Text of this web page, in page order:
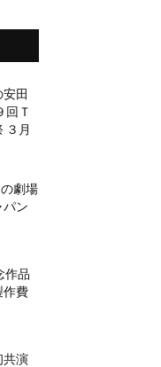
田
回Ｔ
３月
劇場
パン
作品
費
共演